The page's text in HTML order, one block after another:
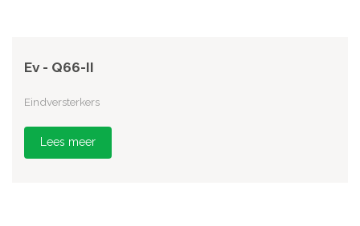
Ev - Q66-II
Eindversterkers
Lees meer